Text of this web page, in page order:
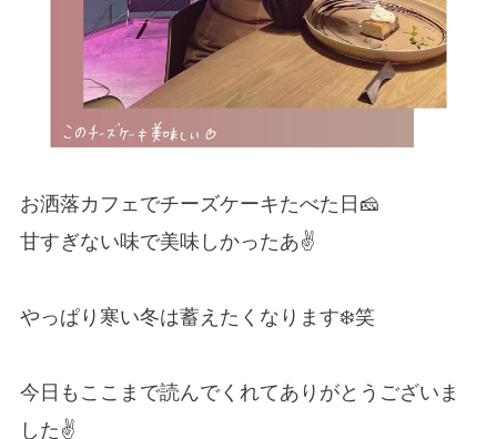
お洒落カフェでチーズケーキたべた日🧀
甘すぎない味で美味しかったあ✌️
やっぱり寒い冬は蓄えたくなります❄️笑
今日もここまで読んでくれてありがとうございま
した✌️